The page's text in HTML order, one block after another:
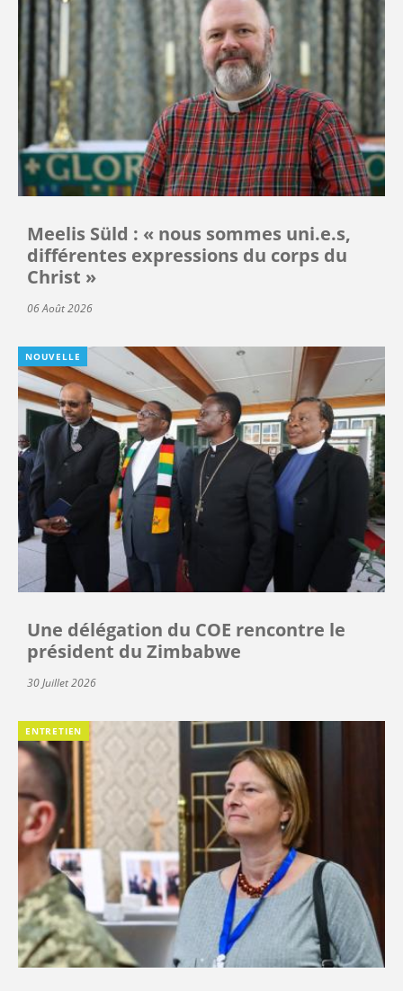
Meelis Süld : « nous sommes uni.e.s,
différentes expressions du corps du
Christ »
06 Août 2026
NOUVELLE
Une délégation du COE rencontre le
président du Zimbabwe
30 Juillet 2026
ENTRETIEN